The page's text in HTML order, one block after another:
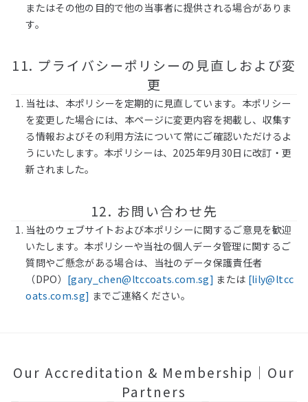
またはその他の目的で他の当事者に提供される場合がありま
す。
11. プライバシーポリシーの見直しおよび変
更
当社は、本ポリシーを定期的に見直しています。本ポリシー
を変更した場合には、本ページに変更内容を掲載し、収集す
る情報およびその利用方法について常にご確認いただけるよ
うにいたします。本ポリシーは、2025年9月30日に改訂・更
新されました。
12. お問い合わせ先
当社のウェブサイトおよび本ポリシーに関するご意見を歓迎
いたします。本ポリシーや当社の個人データ管理に関するご
質問やご懸念がある場合は、当社のデータ保護責任者
（DPO） [gary_chen@ltccoats.com.sg] または [lily@ltcc
oats.com.sg] までご連絡ください。
Our Accreditation & Membership｜Our
Partners